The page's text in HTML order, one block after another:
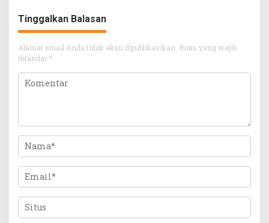
Tinggalkan Balasan
Alamat email Anda tidak akan dipublikasikan. Ruas yang wajib
ditandai *